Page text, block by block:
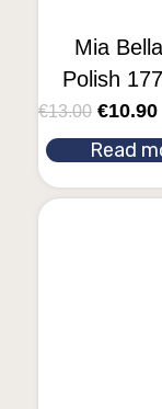
Mia
Polish
€13.00 €10.90
Read